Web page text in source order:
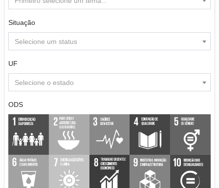
Situação
Selecione um status
UF
Selecione o estado
ODS